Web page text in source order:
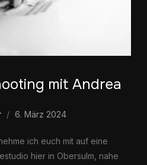
mit Andrea
6. März 2024
ich euch mit auf eine
hier in Obersulm, nahe